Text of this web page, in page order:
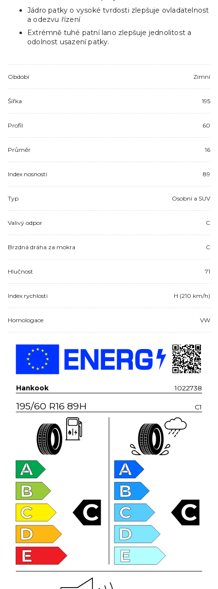
Jádro patky o vysoké tvrdosti zlepšuje ovladatelnost
a odezvu řízení
Extrémně tuhé patní lano zlepšuje jednolitost a
odolnost usazení patky.
Období Zimní
Šířka 195
Profil 60
Průměr 16
Index nosnosti 89
Typ Osobní a SUV
Valivý odpor C
Brzdná dráha za mokra C
Hlučnost 71
Index rychlosti H (210 km/h)
Homologace VW
Hankook 1022738
195/60 R16 89H C1
A
B
C
D
E
C
A
B
C
D
E
C